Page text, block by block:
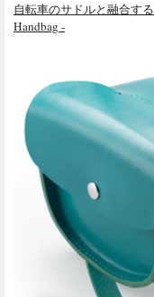
自転車のサドルと融合す
Handbag -